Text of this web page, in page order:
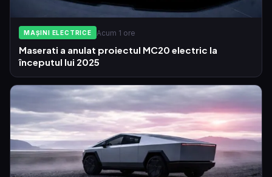
MAȘINI ELECTRICE Acum 1 ore
Maserati a anulat proiectul MC20 electric la
începutul lui 2025